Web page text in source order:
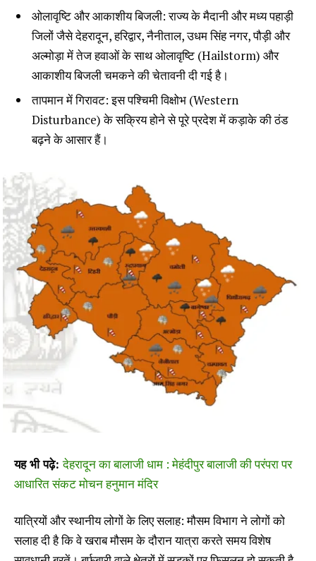
ओलावृष्टि और आकाशीय बिजली: राज्य के मैदानी और मध्य पहाड़ी
जिलों जैसे देहरादून, हरिद्वार, नैनीताल, उधम सिंह नगर, पौड़ी और
अल्मोड़ा में तेज हवाओं के साथ ओलावृष्टि (Hailstorm) और
आकाशीय बिजली चमकने की चेतावनी दी गई है।
तापमान में गिरावट: इस पश्चिमी विक्षोभ (Western
Disturbance) के सक्रिय होने से पूरे प्रदेश में कड़ाके की ठंड
बढ़ने के आसार हैं।
यह भी पढ़े:देहरादून का बालाजी धाम : मेहंदीपुर बालाजी की परंपरा पर
आधारित संकट मोचन हनुमान मंदिर
यात्रियों और स्थानीय लोगों के लिए सलाह: मौसम विभाग ने लोगों को
सलाह दी है कि वे खराब मौसम के दौरान यात्रा करते समय विशेष